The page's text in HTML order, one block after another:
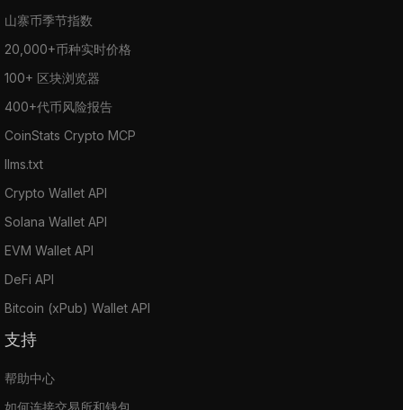
山寨币季节指数
20,000+币种实时价格
100+ 区块浏览器
400+代币风险报告
CoinStats Crypto MCP
llms.txt
Crypto Wallet API
Solana Wallet API
EVM Wallet API
DeFi API
Bitcoin (xPub) Wallet API
支持
帮助中心
如何连接交易所和钱包